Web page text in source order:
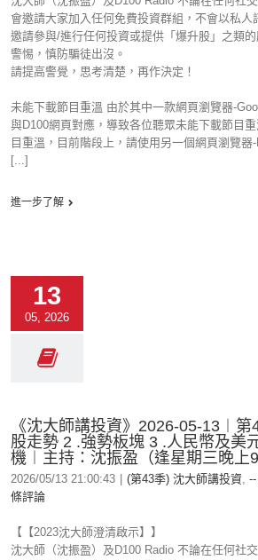
會邀請大家加入任何免費投資群組，不會以私人
邀請參與/進行任何投資或提供「爆升股」之類
警惕，慎防騙徒出沒。
請提高警覺，思考清楚，再作決定！
未能下載節目重溫 由於其中一款網頁瀏覽器-
與D100網頁對應，導致各位聽眾未能下載節目
目重溫，目前階段上，請使用另一個網頁瀏覽器
[...]
進一步了解
13
05, 2026
《沈大師講投資》2026-05-13︱
股走勢 2 .強勢板塊 3 .人民幣及美
機︱主持：沈振盈（逢星期三晚上9
2026/05/13 21:00:43 (第43季) 沈大師講投資,
條評論
【【2023沈大師澄清啟示】】
沈大師（沈振盈）及D100 Radio 不論在任何社